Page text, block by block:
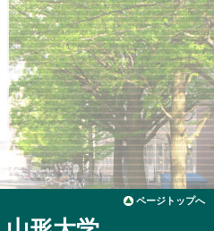
ページトップへ